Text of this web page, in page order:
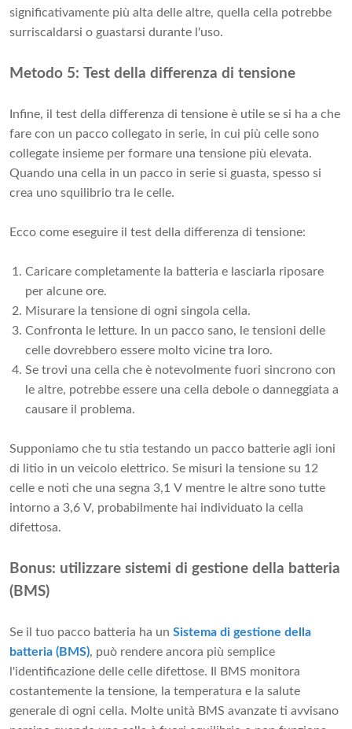
significativamente più alta delle altre, quella cella potrebbe
surriscaldarsi o guastarsi durante l'uso.
Metodo 5: Test della differenza di tensione
Infine, il test della differenza di tensione è utile se si ha a che
fare con un pacco collegato in serie, in cui più celle sono
collegate insieme per formare una tensione più elevata.
Quando una cella in un pacco in serie si guasta, spesso si
crea uno squilibrio tra le celle.
Ecco come eseguire il test della differenza di tensione:
Caricare completamente la batteria e lasciarla riposare
per alcune ore.
Misurare la tensione di ogni singola cella.
Confronta le letture. In un pacco sano, le tensioni delle
celle dovrebbero essere molto vicine tra loro.
Se trovi una cella che è notevolmente fuori sincrono con
le altre, potrebbe essere una cella debole o danneggiata a
causare il problema.
Supponiamo che tu stia testando un pacco batterie agli ioni
di litio in un veicolo elettrico. Se misuri la tensione su 12
celle e noti che una segna 3,1 V mentre le altre sono tutte
intorno a 3,6 V, probabilmente hai individuato la cella
difettosa.
Bonus: utilizzare sistemi di gestione della batteria
(BMS)
Se il tuo pacco batteria ha un Sistema di gestione della
batteria (BMS), può rendere ancora più semplice
l'identificazione delle celle difettose. Il BMS monitora
costantemente la tensione, la temperatura e la salute
generale di ogni cella. Molte unità BMS avanzate ti avvisano